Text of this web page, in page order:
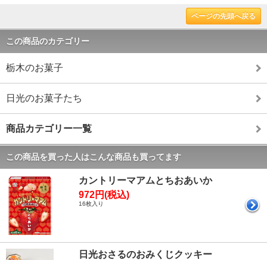
ページの先頭へ戻る
この商品のカテゴリー
栃木のお菓子
日光のお菓子たち
商品カテゴリー一覧
この商品を買った人はこんな商品も買ってます
カントリーマアムとちおあいか
972円(税込)
16枚入り
日光おさるのおみくじクッキー